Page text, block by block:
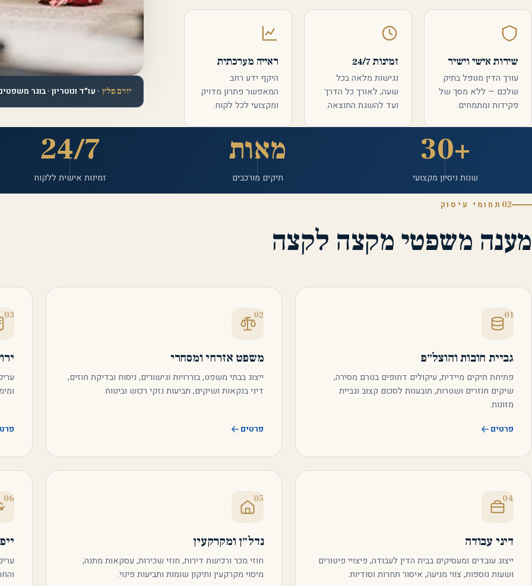
שירות אישי וישיר
עורך הדין מטפל בתיק
שלכם — ללא מסך של
פקידות ומתמחים.
זמינות 24/7
נגישות מלאה בכל
שעה, לאורך כל הדרך
ועד להשגת התוצאה.
ראייה מערכתית
היקף ידע רחב
המאפשר פתרון מדויק
ומקצועי לכל לקוח.
יורם פלץ · עו״ד ונוטריון · בוגר
+30
שנות ניסיון מקצועי
מאות
תיקים מורכבים
24/7
זמינות אישית ללקוח
02 תחומי עיסוק
מענה משפטי מקצה לקצה
01
גביית חובות והוצל״פ
פתיחת תיקים מיידית, עיקולים דחופים בטרם מסירה,
שיקים חוזרים ושטרות, תובענות לסכום קצוב וגביית
מזונות.
פרטים
02
משפט אזרחי ומסחרי
ייצוג בבתי משפט, בוררויות וגישורים, ניסוח ובדיקת חוזים,
דיני בנקאות ושיקים, תביעות נזקי רכוש וביטוח.
פרטים
03
04
דיני עבודה
ייצוג עובדים ומעסיקים בבית הדין לעבודה, פיצויי פיטורים
ושעות נוספות, צווי מניעה, איסור תחרות וסודיות.
05
נדל״ן ומקרקעין
חוזי מכר ורכישת דירות, חוזי שכירות, עסקאות מתנה,
מיסוי מקרקעין ותיקון שומות ותביעות פינוי.
06